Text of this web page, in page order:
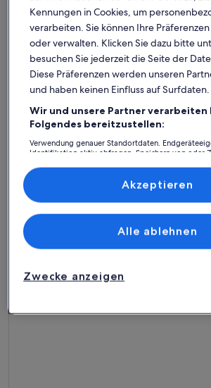
Weitere Infos zu Tolles Haus in Nivå mit
Tolles Haus in Nivå mit WLAN
Platz für 5 Gäste · 2 Schlafzimmer · 1
Nivå Strand:
mit Top-Bewertung
Weitere Infos zu Große, geräumige
Kennungen in Cookies, um
verarbeiten. Sie können Ihre
oder verwalten. Klicken Sie dazu bitte
besuchen Sie jederzeit die Seite der
Diese Präferenzen werden unseren
und haben keinen Einfluss auf Surfdaten.
Wir und unsere Partner verarbeiten
Folgendes bereitzustellen:
Verwendung genauer Standortdaten.
Identifikation aktiv abfragen. Speichern von oder
Inhalte, Messung von Werbeleistung und der
Zielgruppenforschung sowie Entwicklung und
Liste der Partner (Lieferanten)
Zwecke anzeigen
Alle ablehnen
Akzeptieren